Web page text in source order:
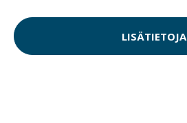
LISÄTIETOJA